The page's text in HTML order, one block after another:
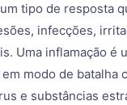
tipo de resposta
infecções,
Uma inflamação é
modo de batalha
e substâncias